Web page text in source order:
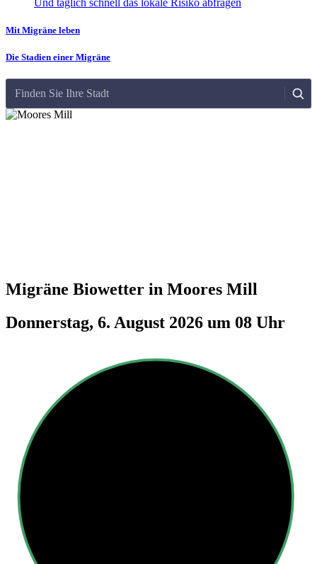
Mit Migräne leben
Die Stadien einer Migräne
Finden Sie Ihre Stadt
Migräne Biowetter in Moores Mill
Donnerstag, 6. August 2026 um 08 Uhr